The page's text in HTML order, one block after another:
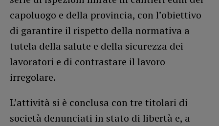
capoluogo e della provincia, con l’obiettivo
di garantire il rispetto della normativa a
tutela della salute e della sicurezza dei
lavoratori e di contrastare il lavoro
irregolare.
L’attività si è conclusa con tre titolari di
società denunciati in stato di libertà e, a